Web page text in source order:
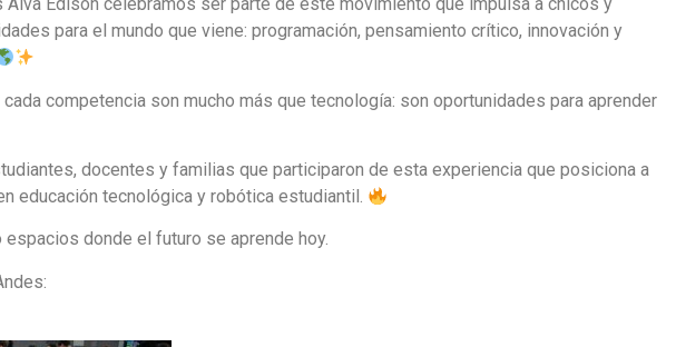
para el mundo que viene: programación, pensamiento crítico, innovación y
competencia son mucho más que tecnología: son oportunidades para aprender
docentes y familias que participaron de esta experiencia que posiciona a
educación tecnológica y robótica estudiantil.
donde el futuro se aprende hoy.